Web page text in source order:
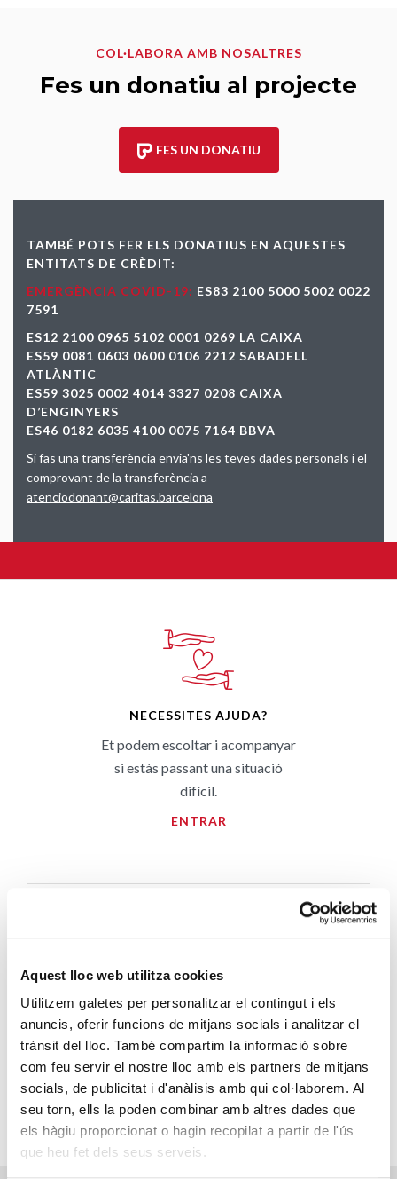
Aquest lloc web utilitza cookies
Utilitzem galetes per personalitzar el contingut i els
anuncis, oferir funcions de mitjans socials i analitzar el
trànsit del lloc. També compartim la informació sobre
com feu servir el nostre lloc amb els partners de mitjans
socials, de publicitat i d'anàlisis amb qui col·laborem. Al
seu torn, ells la poden combinar amb altres dades que
els hàgiu proporcionat o hagin recopilat a partir de l'ús
que heu fet dels seus serveis.
COL·LABORA AMB NOSALTRES
Fes un donatiu al projecte
FES UN DONATIU
TAMBÉ POTS FER ELS DONATIUS EN AQUESTES
ENTITATS DE CRÈDIT:
EMERGÈNCIA COVID-19: ES83 2100 5000 5002 0022
7591
ES12 2100 0965 5102 0001 0269 LA CAIXA
ES59 0081 0603 0600 0106 2212 SABADELL
ATLÀNTIC
ES59 3025 0002 4014 3327 0208 CAIXA
D’ENGINYERS
ES46 0182 6035 4100 0075 7164 BBVA
Si fas una transferència envia'ns les teves dades personals i el
comprovant de la transferència a
atenciodonant@caritas.barcelona
NECESSITES AJUDA?
Et podem escoltar i acompanyar
si estàs passant una situació
difícil.
ENTRAR
FES-TE VOLUNTARI
Implica’t i viu la solidaritat en
primera persona.
ENTRAR